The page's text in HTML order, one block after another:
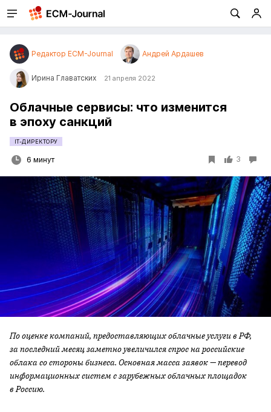
Редактор ECM-Journal Андрей Ардашев
Ирина Главатских 21 апреля 2022
Облачные сервисы: что изменится
в эпоху санкций
IT-ДИРЕКТОРУ
6 минут 3
По оценке компаний, предоставляющих облачные услуги в РФ,
за последний месяц заметно увеличился спрос на российские
облака со стороны бизнеса. Основная масса заявок — перевод
информационных систем с зарубежных облачных площадок
в Россию.